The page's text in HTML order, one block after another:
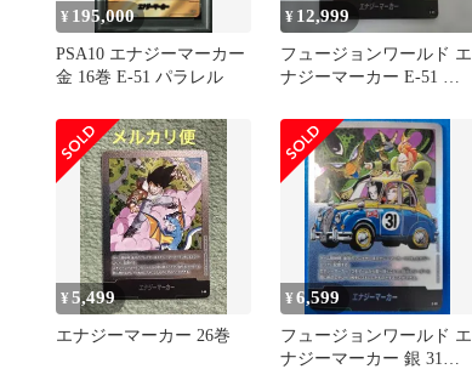
¥ 195,000
PSA10 エナジーマーカー
金 16巻 E-51 パラレル
¥ 12,999
フュージョンワールド エ
ナジーマーカー E-51 第
¥5,499
エナジーマーカー 26巻
¥6,599
フュージョンワールド エ
ナジーマーカー 銀 31巻